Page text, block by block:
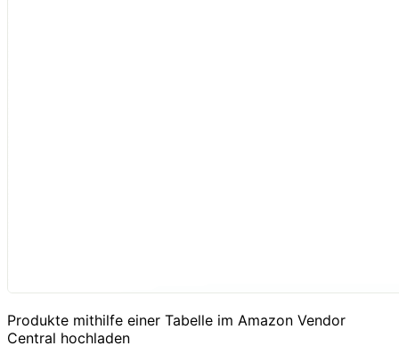
Produkte mithilfe einer Tabelle im Amazon Vendor
Central hochladen